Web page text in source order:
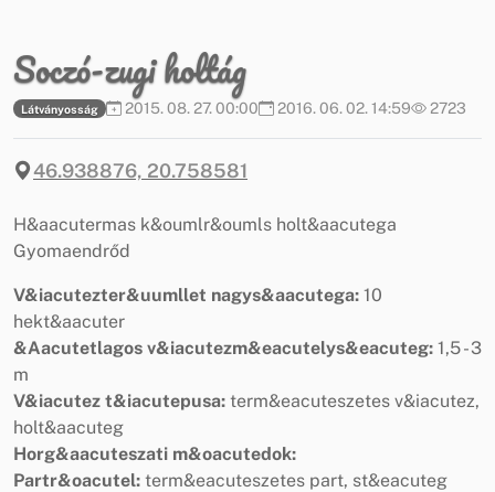
Soczó-zugi holtág
Látványosság 2015. 08. 27. 00:00 2016. 06. 02. 14:59 2723
46.938876, 20.758581
H&aacutermas k&oumlr&oumls holt&aacutega
Gyomaendrőd
V&iacutezter&uumllet nagys&aacutega: 10
hekt&aacuter
&Aacutetlagos v&iacutezm&eacutelys&eacuteg: 1,5 - 3
m
V&iacutez t&iacutepusa: term&eacuteszetes v&iacutez,
holt&aacuteg
Horg&aacuteszati m&oacutedok:
Partr&oacutel: term&eacuteszetes part, st&eacuteg